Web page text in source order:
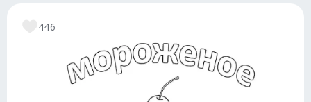
446